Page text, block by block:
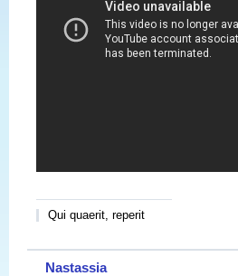
Qui quaerit, reperit
Nastassia